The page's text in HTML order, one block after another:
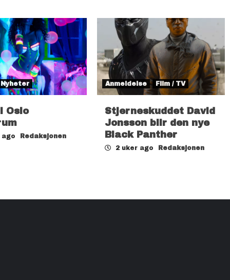
Nyheter
Oslo
Redaksjonen
Anmeldelse Film / TV
Stjerneskuddet David
Jonsson blir den nye
Black Panther
2 uker ago Redaksjonen